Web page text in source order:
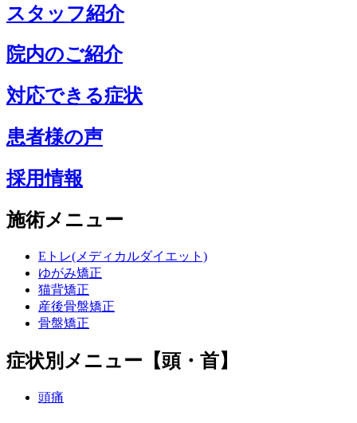
スタッフ紹介
院内のご紹介
対応できる症状
患者様の声
採用情報
施術メニュー
Eトレ(メディカルダイエット)
ゆがみ矯正
猫背矯正
産後骨盤矯正
骨盤矯正
症状別メニュー【頭・首】
頭痛